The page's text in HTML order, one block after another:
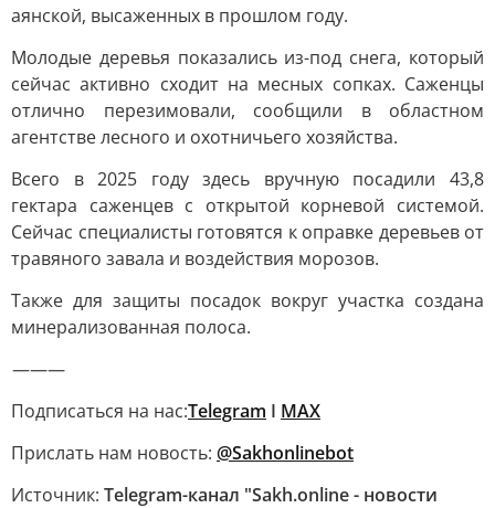
аянской, высаженных в прошлом году.
Молодые деревья показались из-под снега, который
сейчас активно сходит на месных сопках. Саженцы
отлично перезимовали, сообщили в областном
агентстве лесного и охотничьего хозяйства.
Всего в 2025 году здесь вручную посадили 43,8
гектара саженцев с открытой корневой системой.
Сейчас специалисты готовятся к оправке деревьев от
травяного завала и воздействия морозов.
Также для защиты посадок вокруг участка создана
минерализованная полоса.
———
Подписаться на нас:Telegram I MAX
Прислать нам новость: @Sakhonlinebot
Источник: Telegram-канал "Sakh.online - новости